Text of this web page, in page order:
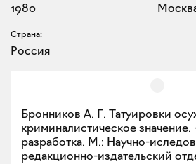
1980
Страна:
Россия
Бронников А. Г. Татуировки
криминалистическое
разработка. М.: Научно-
редакционно-издательский